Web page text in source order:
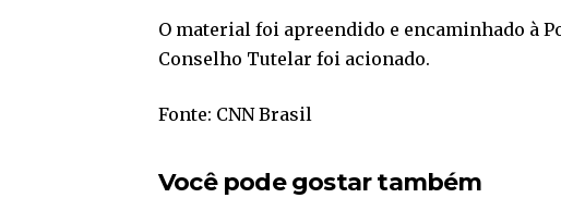
O material foi apreendido e encaminhado à
Conselho Tutelar foi acionado.
Fonte: CNN Brasil
Você pode gostar também